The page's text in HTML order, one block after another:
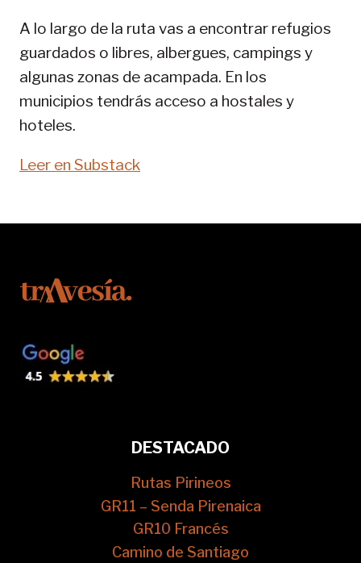
A lo largo de la ruta vas a encontrar refugios
guardados o libres, albergues, campings y
algunas zonas de acampada. En los
municipios tendrás acceso a hostales y
hoteles.
Leer en Substack
DESTACADO
Rutas Pirineos
GR11 – Senda Pirenaica
GR10 Francés
Camino de Santiago